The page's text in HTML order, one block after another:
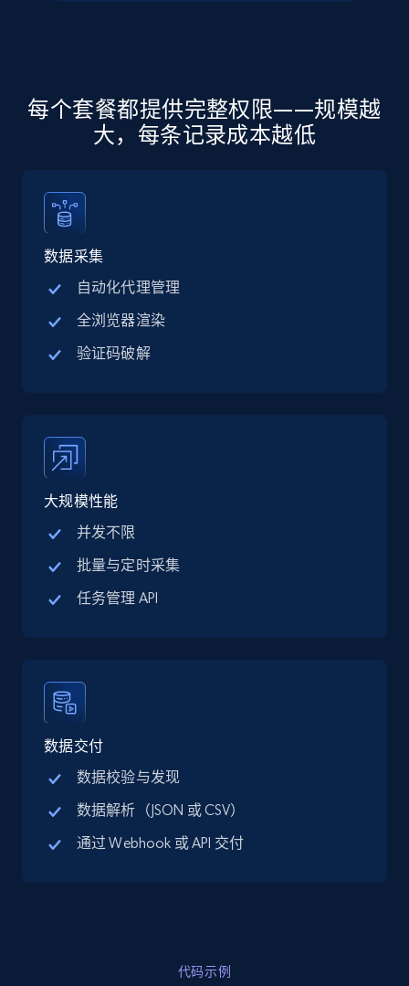
5.6K+ 874+ 注册使用
Walmart - products - Discover products by
using sku numbers
Specifications, Image urls, Top reviews, and
more.
URL, Title, Available, Description, Currency, Initial
price, Final price, Discount percent, and more.
TikTok Shop - category
5.4K+
by keywords search
URL, Title, Available, Description, Currency, Initial
每个套餐都提供完整权限——规模越
大，每条记录成本越低
数据采集
自动化代理管理
全浏览器渲染
验证码破解
大规模性能
并发不限
批量与定时采集
任务管理 API
数据交付
数据校验与发现
数据解析（JSON 或 CSV）
通过 Webhook 或 API 交付
代码示例